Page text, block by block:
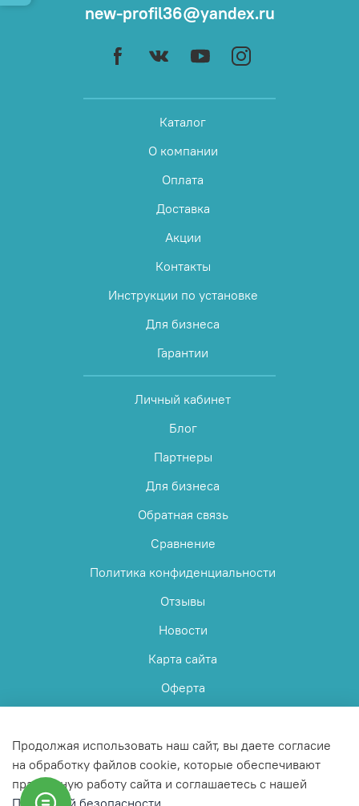
Каталог
О компании
Оплата
Доставка
Акции
Контакты
Инструкции по установке
Для бизнеса
Гарантии
Личный кабинет
Блог
Партнеры
Для бизнеса
Обратная связь
Сравнение
Политика конфиденциальности
Отзывы
Новости
Карта сайта
Оферта
new-profil36@yandex.ru
Продолжая использовать наш сайт, вы даете согласие
на обработку файлов cookie, которые обеспечивают
правильную работу сайта и соглашаетесь с нашей